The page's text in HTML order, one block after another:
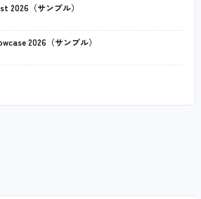
2026（サンプル）
2026（サンプル）